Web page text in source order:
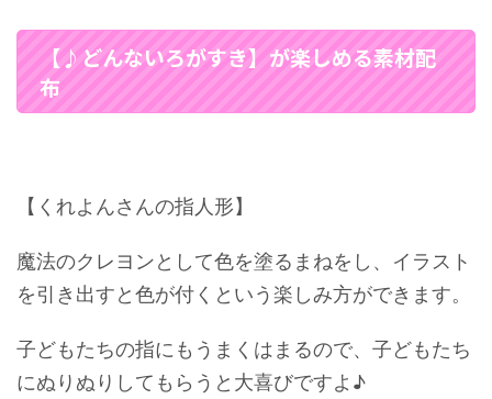
【♪どんないろがすき】が楽しめる素材配
布
【くれよんさんの指人形】
魔法のクレヨンとして色を塗るまねをし、イラスト
を引き出すと色が付くという楽しみ方ができます。
子どもたちの指にもうまくはまるので、子どもたち
にぬりぬりしてもらうと大喜びですよ♪